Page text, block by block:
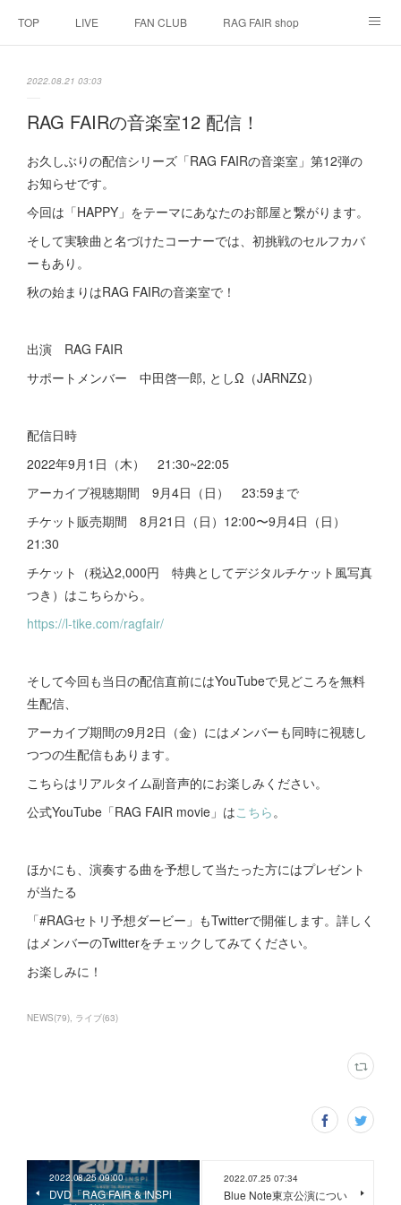
TOP LIVE FAN CLUB RAG FAIR shop
2022.08.21 03:03
RAG FAIRの音楽室12 配信！
お久しぶりの配信シリーズ「RAG FAIRの音楽室」第12弾の
お知らせです。
今回は「HAPPY」をテーマにあなたのお部屋と繋がります。
そして実験曲と名づけたコーナーでは、初挑戦のセルフカバ
ーもあり。
秋の始まりはRAG FAIRの音楽室で！
出演 RAG FAIR
サポートメンバー 中田啓一郎, としΩ（JARNZΩ）
配信日時
2022年9月1日（木） 21:30~22:05
アーカイブ視聴期間 9月4日（日） 23:59まで
チケット販売期間 8月21日（日）12:00〜9月4日（日）
21:30
チケット（税込2,000円 特典としてデジタルチケット風写真
つき）はこちらから。
https://l-tike.com/ragfair/
そして今回も当日の配信直前にはYouTubeで見どころを無料
生配信、
アーカイブ期間の9月2日（金）にはメンバーも同時に視聴し
つつの生配信もあります。
こちらはリアルタイム副音声的にお楽しみください。
公式YouTube「RAG FAIR movie」はこちら。
ほかにも、演奏する曲を予想して当たった方にはプレゼント
が当たる
「#RAGセトリ予想ダービー」もTwitterで開催します。詳しく
はメンバーのTwitterをチェックしてみてください。
お楽しみに！
NEWS(79) ライブ(63)
2022.08.25 09:00
DVD「RAG FAIR & INSPi
2022.07.25 07:34
Blue Note東京公演につい